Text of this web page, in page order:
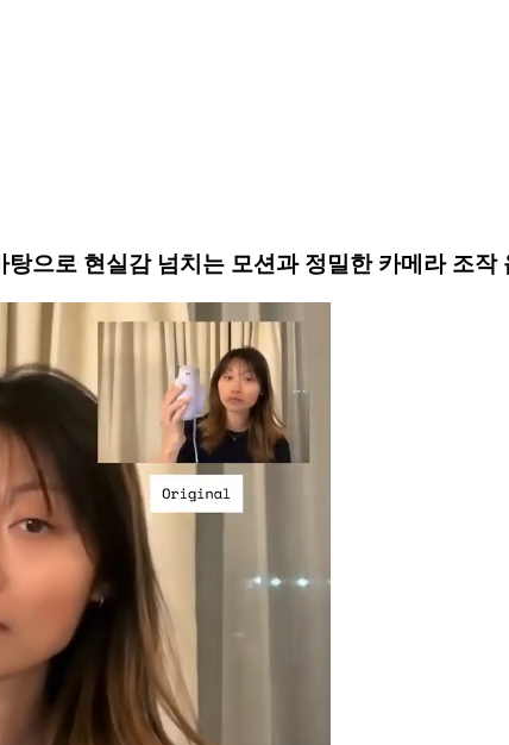
으로 현실감 넘치는 모션과 정밀한 카메라 조작